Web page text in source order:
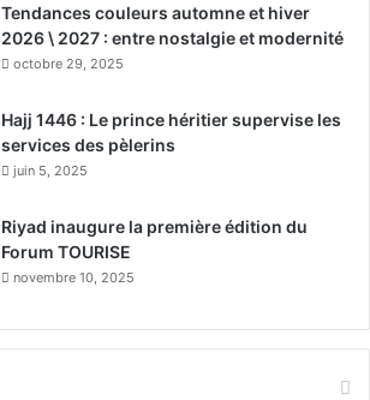
Tendances couleurs automne et hiver
2026 \ 2027 : entre nostalgie et modernité
octobre 29, 2025
Hajj 1446 : Le prince héritier supervise les
services des pèlerins
juin 5, 2025
Riyad inaugure la première édition du
Forum TOURISE
novembre 10, 2025